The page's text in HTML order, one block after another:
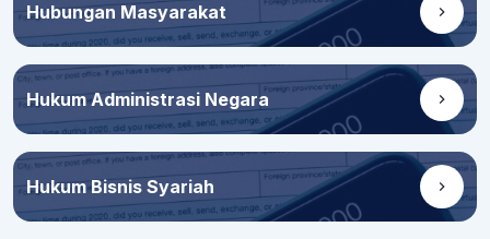
Hubungan Masyarakat
Hukum Administrasi Negara
Hukum Bisnis Syariah